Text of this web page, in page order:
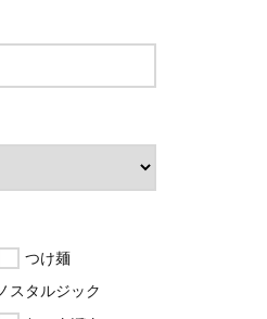
つけ麺
ノスタルジック